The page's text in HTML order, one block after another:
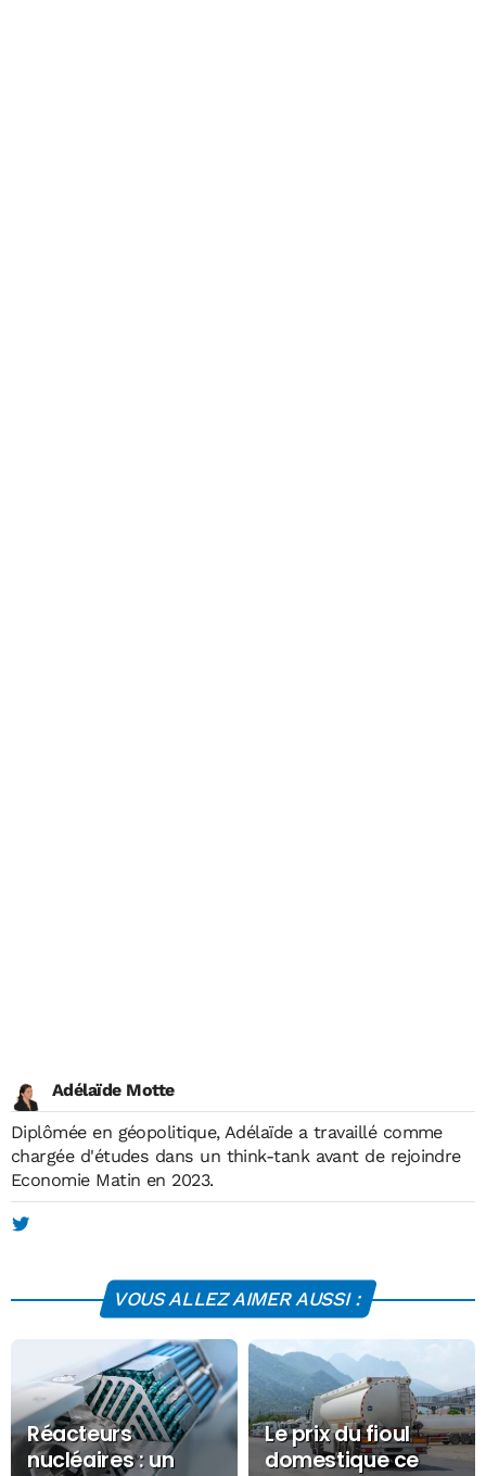
Adélaïde Motte
Diplômée en géopolitique, Adélaïde a travaillé comme
chargée d'études dans un think-tank avant de rejoindre
Economie Matin en 2023.
VOUS ALLEZ AIMER AUSSI :
Réacteurs
nucléaires : un
Le prix du fioul
domestique ce